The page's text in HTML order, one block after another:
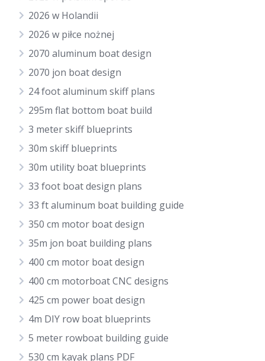
2026 w Holandii
2026 w piłce nożnej
2070 aluminum boat design
2070 jon boat design
24 foot aluminum skiff plans
295m flat bottom boat build
3 meter skiff blueprints
30m skiff blueprints
30m utility boat blueprints
33 foot boat design plans
33 ft aluminum boat building guide
350 cm motor boat design
35m jon boat building plans
400 cm motor boat design
400 cm motorboat CNC designs
425 cm power boat design
4m DIY row boat blueprints
5 meter rowboat building guide
530 cm kayak plans PDF